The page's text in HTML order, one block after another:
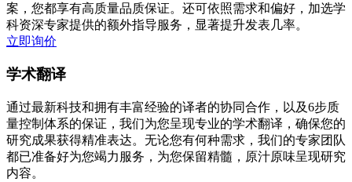
案，您都享有高质量品质保证。还可依照需求和偏好，加选学
科资深专家提供的额外指导服务，显著提升发表几率。
立即询价
学术翻译
通过最新科技和拥有丰富经验的译者的协同合作，以及6步质
量控制体系的保证，我们为您呈现专业的学术翻译，确保您的
研究成果获得精准表达。无论您有何种需求，我们的专家团队
都已准备好为您竭力服务，为您保留精髓，原汁原味呈现研究
内容。